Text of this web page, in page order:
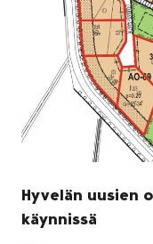
Hyvelän uusien
käynnissä